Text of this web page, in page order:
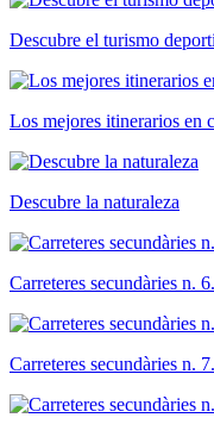
Descubre el turismo
Los mejores itinerarios en
Descubre la naturaleza
Carreteres secundàries n.
Carreteres secundàries n.